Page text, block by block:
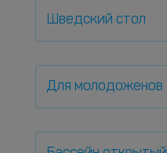
Шведский стол
Для молодоженов